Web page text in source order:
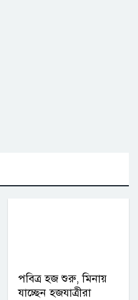
পবিত্র হজ শুরু, মিনায়
যাচ্ছেন হজযাত্রীরা